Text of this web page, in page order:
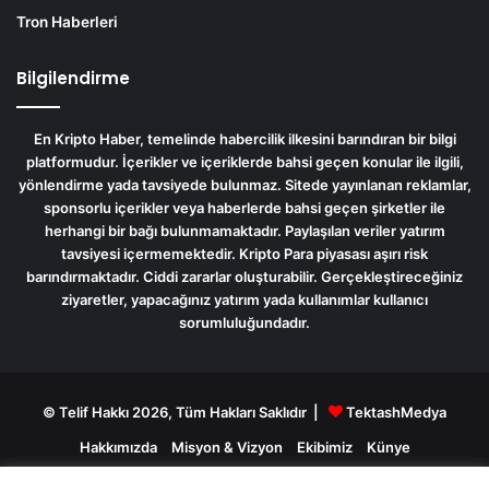
Tron Haberleri
Bilgilendirme
En Kripto Haber, temelinde habercilik ilkesini barındıran bir bilgi
platformudur. İçerikler ve içeriklerde bahsi geçen konular ile ilgili,
yönlendirme yada tavsiyede bulunmaz. Sitede yayınlanan reklamlar,
sponsorlu içerikler veya haberlerde bahsi geçen şirketler ile
herhangi bir bağı bulunmamaktadır. Paylaşılan verileryatırım
tavsiyesi içermemektedir. Kripto Para piyasası aşırı risk
barındırmaktadır. Ciddi zararlar oluşturabilir. Gerçekleştireceğiniz
ziyaretler, yapacağınız yatırım yada kullanımlar kullanıcı
sorumluluğundadır.
© Telif Hakkı 2026, Tüm Hakları Saklıdır |
TektashMedya
Hakkımızda
Misyon & Vizyon Ekibimiz
Künye